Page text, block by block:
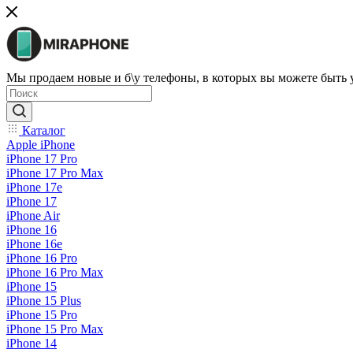
Мы продаем новые и б\у телефоны, в которых вы можете быть
Каталог
Apple iPhone
iPhone 17 Pro
iPhone 17 Pro Max
iPhone 17e
iPhone 17
iPhone Air
iPhone 16
iPhone 16e
iPhone 16 Pro
iPhone 16 Pro Max
iPhone 15
iPhone 15 Plus
iPhone 15 Pro
iPhone 15 Pro Max
iPhone 14